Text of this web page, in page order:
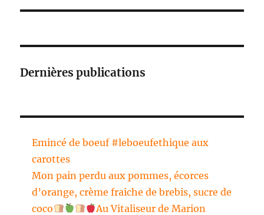
Dernières publications
Emincé de boeuf #leboeufethique aux
carottes
Mon pain perdu aux pommes, écorces
d’orange, crème fraiche de brebis, sucre de
coco
Au Vitaliseur de Marion